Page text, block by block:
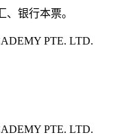
银行本票。
PTE. LTD.
PTE. LTD.